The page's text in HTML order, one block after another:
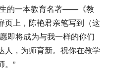
的一本教育名著——《教
上，陈艳君亲笔写到（这
即将成为与我一样的你们
人，为师育新。祝你在教学
。”